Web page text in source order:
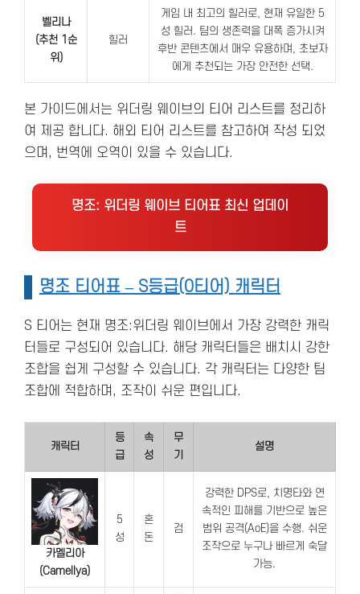
벨리나
(추천 1순
위)
힐러
게임 내 최고의 힐러로, 현재 유일한 5
성 힐러. 팀의 생존력을 대폭 증가시켜
후반 콘텐츠에서 매우 유용하며, 초보자
에게 추천되는 가장 안전한 선택.
본 가이드에서는 위더링 웨이브의 티어 리스트를 정리하
여 제공 합니다. 해외 티어 리스트를 참고하여 작성 되었
으며, 번역에 오역이 있을 수 있습니다.
명조: 위더링 웨이브 티어표 최신 업데이
트
명조 티어표 – S등급(0티어) 캐릭터
S 티어는 현재 명조:위더링 웨이브에서 가장 강력한 캐릭
터들로 구성되어 있습니다. 해당 캐릭터들은 배치시 강한
조합을 쉽게 구성할 수 있습니다. 각 캐릭터는 다양한 팀
조합에 적합하며, 조작이 쉬운 편입니다.
캐릭터
등
급
속
성
무
기
설명
카멜리아
(Camellya)
5
성
혼
돈
검
강력한 DPS로, 치명타와 연
속적인 피해를 기반으로 높은
범위 공격(AoE)을 수행. 쉬운
조작으로 누구나 빠르게 숙달
가능.